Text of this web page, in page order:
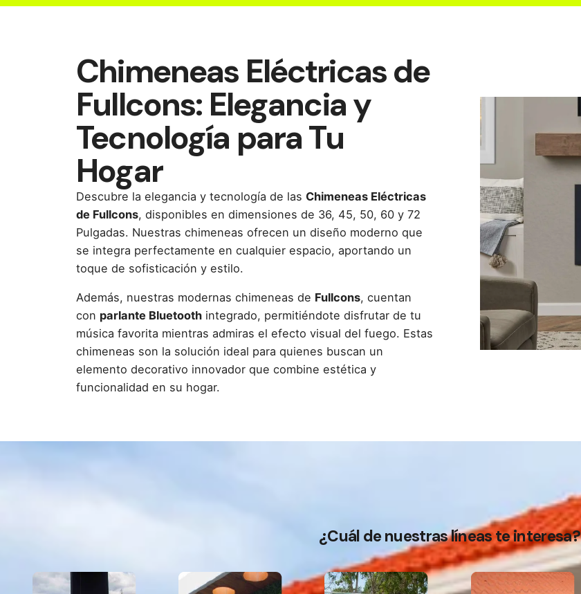
Chimeneas Eléctricas de
Fullcons: Elegancia y
Tecnología para Tu
Hogar
Descubre la elegancia y tecnología de lasChimeneas Eléctricas
de Fullcons, disponibles en dimensiones de 36, 45, 50, 60 y 72
Pulgadas. Nuestras chimeneas ofrecen un diseño moderno que
se integra perfectamente en cualquier espacio, aportando un
toque de sofisticación y estilo.
Además, nuestras modernas chimeneas de Fullcons, cuentan
con parlante Bluetooth integrado, permitiéndote disfrutar de tu
música favorita mientras admiras el efecto visual del fuego. Estas
chimeneas son la solución ideal para quienes buscan un
elemento decorativo innovador que combine estética y
funcionalidad en su hogar.
¿Cuál de nuestras líneas te interesa?